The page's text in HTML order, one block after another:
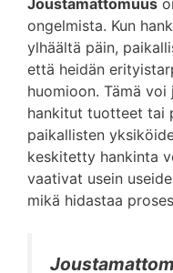
Joustamattomuus
ongelmista. Kun
ylhäältä päin,
että heidän
huomioon. Tämä
hankitut tuotteet tai
paikallisten
keskitetty hankinta
vaativat usein
mikä hidastaa